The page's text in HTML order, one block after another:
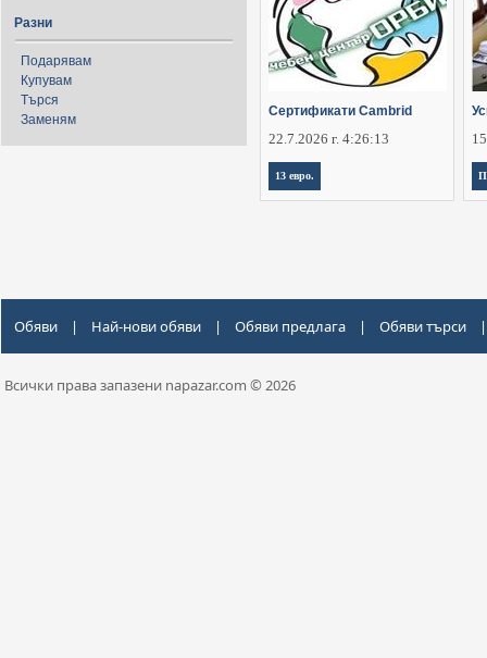
Разни
Подарявам
Купувам
Търся
Заменям
Сертификати Cambrid
22.7.2026 г. 4:26:13
13 евро.
Обяви | Най-нови обяви | Обяви предлага | Обяви търси |
Всички права запазени napazar.com © 2026